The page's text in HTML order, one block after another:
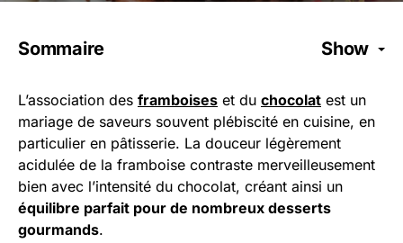
Sommaire Show
L’association des framboises et du chocolat est un
mariage de saveurs souvent plébiscité en cuisine, en
particulier en pâtisserie. La douceur légèrement
acidulée de la framboise contraste merveilleusement
bien avec l’intensité du chocolat, créant ainsi un
équilibre parfait pour de nombreux desserts
gourmands.